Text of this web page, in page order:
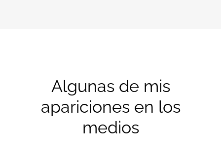
Algunas de mis
apariciones en los
medios